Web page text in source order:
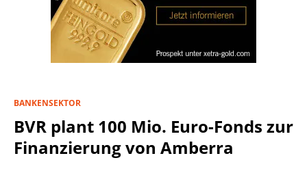
BANKENSEKTOR
BVR plant 100 Mio. Euro-Fonds zur
Finanzierung von Amberra